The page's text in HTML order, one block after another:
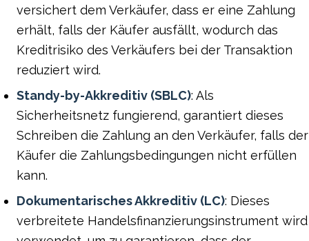
versichert dem Verkäufer, dass er eine Zahlung
erhält, falls der Käufer ausfällt, wodurch das
Kreditrisiko des Verkäufers bei der Transaktion
reduziert wird.
Standy-by-Akkreditiv (SBLC): Als
Sicherheitsnetz fungierend, garantiert dieses
Schreiben die Zahlung an den Verkäufer, falls der
Käufer die Zahlungsbedingungen nicht erfüllen
kann.
Dokumentarisches Akkreditiv (LC): Dieses
verbreitete Handelsfinanzierungsinstrument wird